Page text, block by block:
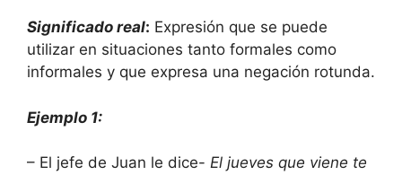
Significado real: Expresión que se puede
utilizar en situaciones tanto formales como
informales y que expresa una negación rotunda.
Ejemplo 1:
– El jefe de Juan le dice- El jueves que viene te